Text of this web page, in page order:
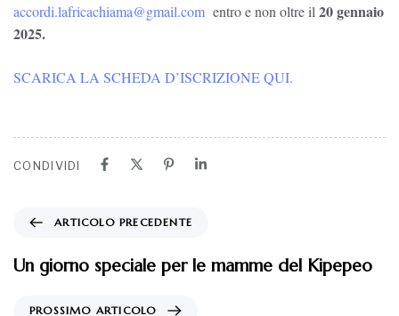
accordi.lafricachiama@gmail.com entro e non oltre il20 gennaio
2025.
SCARICA LA SCHEDA D’ISCRIZIONE QUI.
CONDIVIDI
ARTICOLO PRECEDENTE
Un giorno speciale per le mamme del Kipepeo
PROSSIMO ARTICOLO